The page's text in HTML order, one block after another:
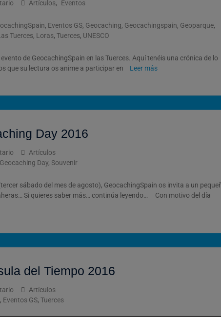
Artículos, Eventos
, Eventos GS, Geocaching, Geocachingspain, Geoparque,
Tuerces, Loras, Tuerces, UNESCO
de GeocachingSpain en las Tuerces. Aquí tenéis una crónica de lo
que su lectura os anime a participar en
Leer más
Day 2016
Artículos
Day, Souvenir
sábado del mes de agosto), GeocachingSpain os invita a un
Si quieres saber más… continúa leyendo… Con motivo del día
del Tiempo 2016
Artículos
, Eventos GS, Tuerces